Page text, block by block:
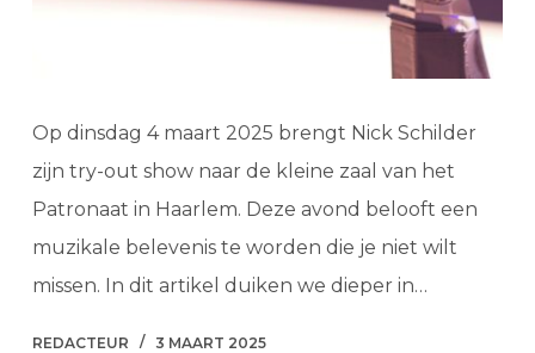
Op dinsdag 4 maart 2025 brengt Nick Schilder
zijn try-out show naar de kleine zaal van het
Patronaat in Haarlem. Deze avond belooft een
muzikale belevenis te worden die je niet wilt
missen. In dit artikel duiken we dieper in…
REDACTEUR 3 MAART 2025